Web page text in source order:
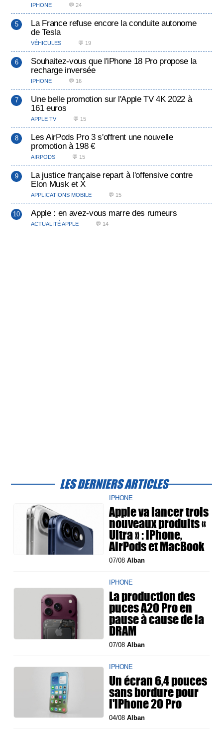
IPHONE 💬 24
La France refuse encore la conduite autonome
de Tesla
VÉHICULES 💬 19
Souhaitez-vous que l'iPhone 18 Pro propose la
recharge inversée
IPHONE 💬 16
Une belle promotion sur l'Apple TV 4K 2022 à
161 euros
APPLE TV 💬 15
Les AirPods Pro 3 s'offrent une nouvelle
promotion à 198 €
AIRPODS 💬 15
La justice française repart à l'offensive contre
Elon Musk et X
APPLICATIONS MOBILE 💬 15
Apple : en avez-vous marre des rumeurs
ACTUALITÉ APPLE 💬 14
LES DERNIERS ARTICLES
IPHONE
Apple va lancer trois
nouveaux produits «
Ultra » : iPhone,
AirPods et MacBook
07/08Alban
IPHONE
La production des
puces A20 Pro en
pause à cause de la
DRAM
07/08Alban
IPHONE
Un écran 6,4 pouces
sans bordure pour
l'iPhone 20 Pro
04/08Alban